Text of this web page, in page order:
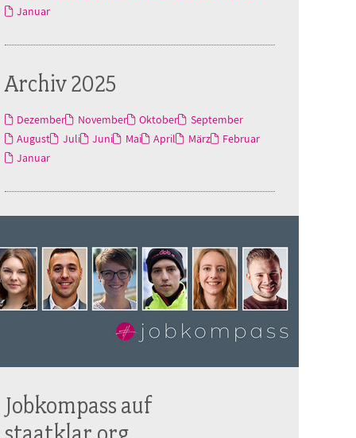
Januar
Archiv 2025
Dezember November Oktober
September
August
Juli Juni Mai April März
Februar
Januar
Jobkompass auf